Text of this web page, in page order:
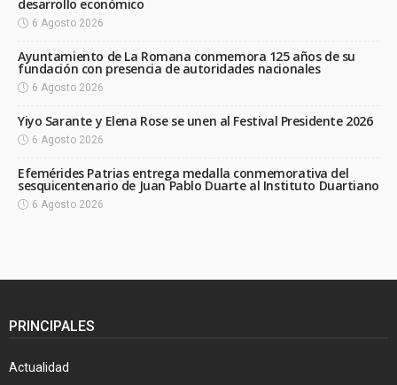
desarrollo económico
6 Agosto 2026
Ayuntamiento de La Romana conmemora 125 años de su
fundación con presencia de autoridades nacionales
6 Agosto 2026
Yiyo Sarante y Elena Rose se unen al Festival Presidente 2026
6 Agosto 2026
Efemérides Patrias entrega medalla conmemorativa del
sesquicentenario de Juan Pablo Duarte al Instituto Duartiano
6 Agosto 2026
PRINCIPALES
Actualidad